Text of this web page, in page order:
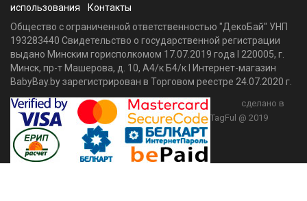
использования
Контакты
Общество с ограниченной ответственностью "ДекоБай" УНП
193283440 Свидетельство о государственной регистрации
выдано Минским горисполкомом 17.07.2019 года I 220005, г.
Минск, пр-т Машерова, д. 10, А4/к Б4/к I Интернет-магазин
BabyBay.by зарегистрирован в Торговом реестре 24.07.2020 г.
сделано в
TagFul @ 2019